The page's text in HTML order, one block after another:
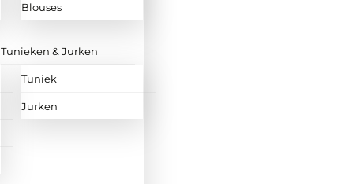
Blouses
Tunieken & Jurken
Tuniek
Jurken